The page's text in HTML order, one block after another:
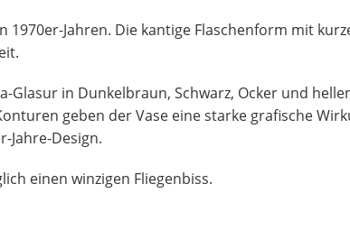
1970er-Jahren. Die kantige Flaschenform mit
in Dunkelbraun, Schwarz, Ocker und
geben der Vase eine starke grafische
Jahre-Design.
einen winzigen Fliegenbiss.